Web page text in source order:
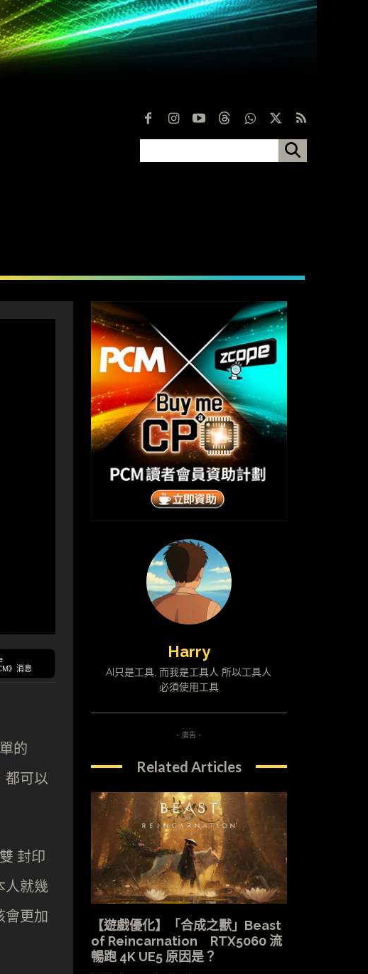
》消息
的
都可以
封印
人就幾
會更加
Harry
AI只是工具, 而我是工具人 所以工具人
必須使用工具
- 廣告 -
Related Articles
【遊戲優化】「合成之獸」Beast
of Reincarnation RTX5060 流
暢跑 4K UE5 原因是？